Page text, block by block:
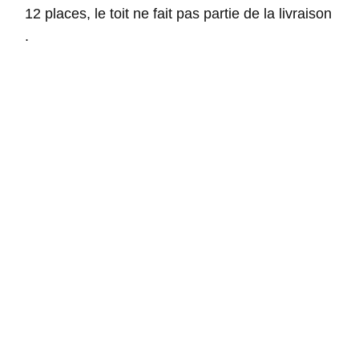
12 places, le toit ne fait pas partie de la livraison
.